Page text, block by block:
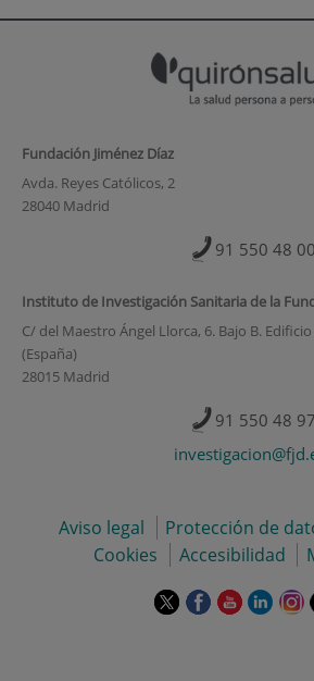
Fundación Jiménez Díaz
Avda. Reyes Católicos, 2
28040 Madrid
91 550 48 00
Instituto de Investigación Sanitaria de la
C/ del Maestro Ángel Llorca, 6. Bajo B.
(España)
28015 Madrid
91 550 48 97
Aviso legal Protección de
Cookies
Accesibilidad
EsteEsteEsteEste